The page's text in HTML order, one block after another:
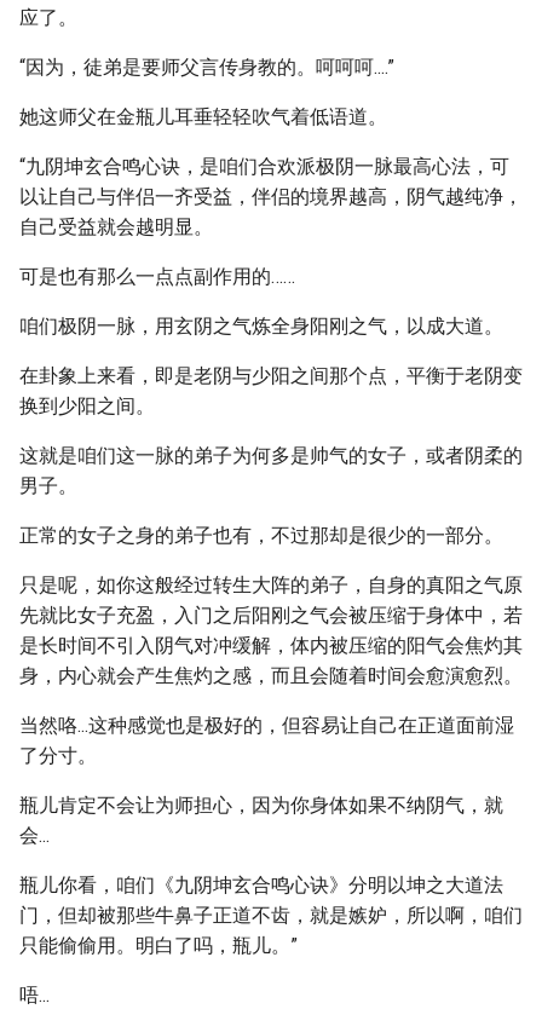
应了。
“因为，徒弟是要师父言传身教的。呵呵呵....”
她这师父在金瓶儿耳垂轻轻吹气着低语道。
“九阴坤玄合鸣心诀，是咱们合欢派极阴一脉最高心法，可
以让自己与伴侣一齐受益，伴侣的境界越高，阴气越纯净，
自己受益就会越明显。
可是也有那么一点点副作用的……
咱们极阴一脉，用玄阴之气炼全身阳刚之气，以成大道。
在卦象上来看，即是老阴与少阳之间那个点，平衡于老阴变
换到少阳之间。
这就是咱们这一脉的弟子为何多是帅气的女子，或者阴柔的
男子。
正常的女子之身的弟子也有，不过那却是很少的一部分。
只是呢，如你这般经过转生大阵的弟子，自身的真阳之气原
先就比女子充盈，入门之后阳刚之气会被压缩于身体中，若
是长时间不引入阴气对冲缓解，体内被压缩的阳气会焦灼其
身，内心就会产生焦灼之感，而且会随着时间会愈演愈烈。
当然咯...这种感觉也是极好的，但容易让自己在正道面前湿
了分寸。
瓶儿肯定不会让为师担心，因为你身体如果不纳阴气，就
会...
瓶儿你看，咱们《九阴坤玄合鸣心诀》分明以坤之大道法
门，但却被那些牛鼻子正道不齿，就是嫉妒，所以啊，咱们
只能偷偷用。明白了吗，瓶儿。”
唔...